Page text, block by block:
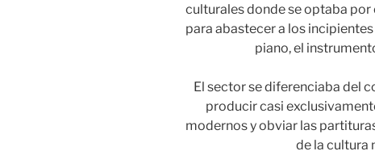
culturales donde se optaba
para abastecer a los
piano, el
El sector se diferenciaba del
producir casi
modernos y obviar las
de la cultura